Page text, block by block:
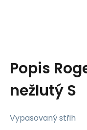
Popis
nežlutý S
Vypasovaný střih